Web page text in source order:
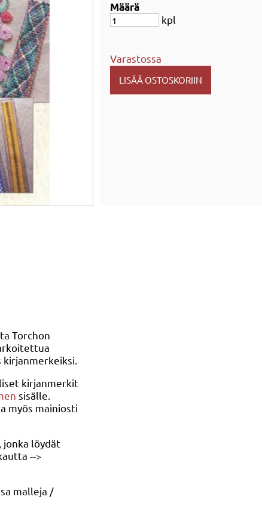
Määrä
kpl
Varastossa
Torchon
kirjanmerkeiksi.
kirjanmerkit
sisälle.
myös mainiosti
jonka löydät
-->
malleja /